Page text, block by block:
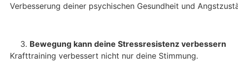
Verbesserung deiner psychischen Gesundheit und
Bewegung kann deine Stressresistenz verbessern
Krafttraining verbessert nicht nur deine Stimmung.